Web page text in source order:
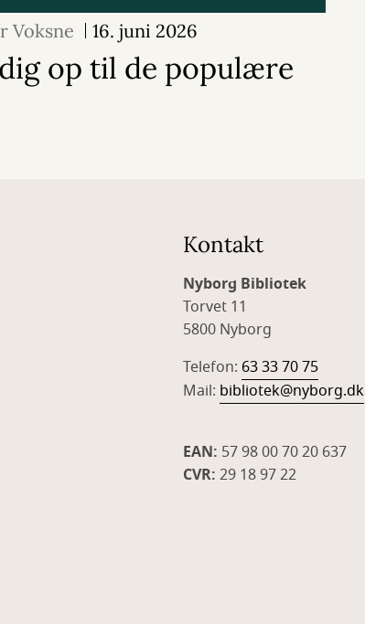
Voksne 16. juni 2026
op til de populære
Kontakt
Nyborg Bibliotek
Torvet 11
5800 Nyborg
Telefon: 63 33 70 75
Mail: bibliotek@nyborg.dk
EAN: 57 98 00 70 20 637
CVR: 29 18 97 22